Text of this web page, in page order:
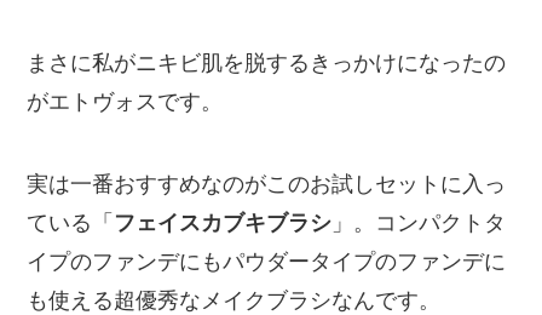
まさに私がニキビ肌を脱するきっかけになったの
がエトヴォスです。
実は一番おすすめなのがこのお試しセットに入っ
ている「 フェイスカブキブラシ 」。コンパクトタ
イプのファンデにもパウダータイプのファンデに
も使える超優秀なメイクブラシなんです。